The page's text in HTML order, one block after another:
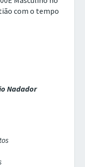
com o tempo
Nadador